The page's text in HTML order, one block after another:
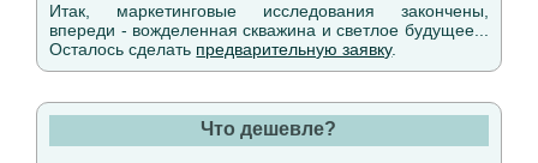
Итак, маркетинговые исследования закончены,
впереди - вожделенная скважина и светлое будущее...
Осталось сделать предварительную заявку.
Что дешевле?